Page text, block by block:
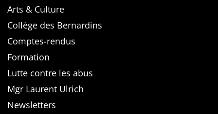
Arts & Culture
Collège des Bernardins
Comptes-rendus
Formation
Lutte contre les abus
Mgr Laurent Ulrich
Newsletters